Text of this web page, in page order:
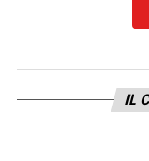
superando al
partenopei.
IL